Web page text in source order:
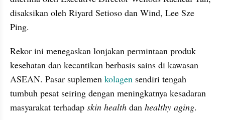
disaksikan oleh Riyard Setioso dan Wind, Lee Sze
Ping.
Rekor ini menegaskan lonjakan permintaan produk
kesehatan dan kecantikan berbasis sains di kawasan
ASEAN. Pasar suplemen kolagen sendiri tengah
tumbuh pesat seiring dengan meningkatnya kesadaran
masyarakat terhadap skin health dan healthy aging.